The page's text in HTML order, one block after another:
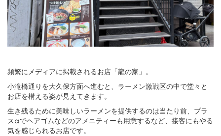
頻繁にメディアに掲載されるお店「龍の家」。
小滝橋通りを大久保方面へ進むと、ラーメン激戦区の中で堂々と
お店を構える姿が見えてきます。
生き残るために美味しいラーメンを提供するのは当たり前、プラ
スαでヘアゴムなどのアメニティーも用意するなど、接客にもやる
気を感じられるお店です。